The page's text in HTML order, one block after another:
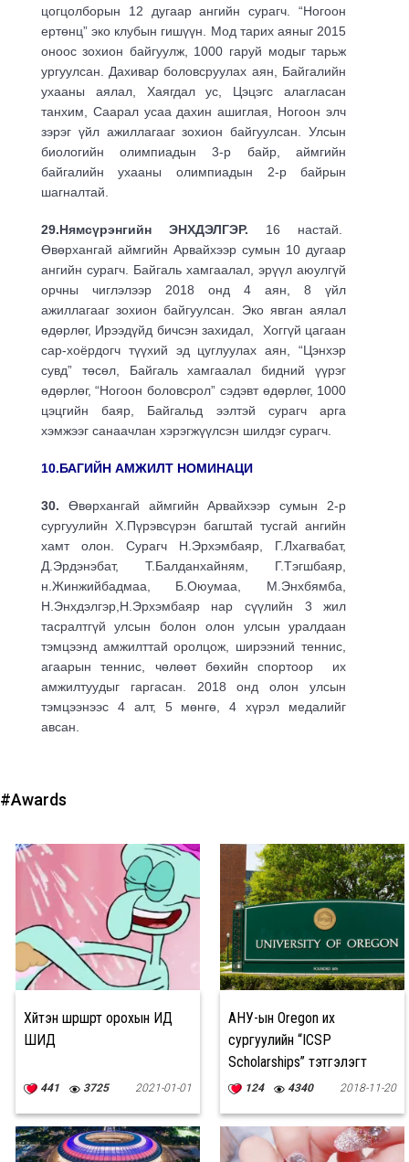
цогцолборын 12 дугаар ангийн сурагч. “Ногоон
ертөнц” эко клубын гишүүн. Мод тарих аяныг 2015
оноос зохион байгуулж, 1000 гаруй модыг тарьж
ургуулсан. Дахивар боловсруулах аян, Байгалийн
ухааны аялал, Хаягдал ус, Цэцэгс алагласан
танхим, Саарал усаа дахин ашиглая, Ногоон элч
зэрэг үйл ажиллагааг зохион байгуулсан. Улсын
биологийн олимпиадын 3-р байр, аймгийн
байгалийн ухааны олимпиадын 2-р байрын
шагналтай.
29.Нямсүрэнгийн ЭНХДЭЛГЭР. 16 настай.
Өвөрхангай аймгийн Арвайхээр сумын 10 дугаар
ангийн сурагч. Байгаль хамгаалал, эрүүл аюулгүй
орчны чиглэлээр 2018 онд 4 аян, 8 үйл
ажиллагааг зохион байгуулсан. Эко явган аялал
өдөрлөг, Ирээдүйд бичсэн захидал, Хоггүй цагаан
сар-хоёрдогч түүхий эд цуглуулах аян, “Цэнхэр
сувд” төсөл, Байгаль хамгаалал бидний үүрэг
өдөрлөг, “Ногоон боловсрол” сэдэвт өдөрлөг, 1000
цэцгийн баяр, Байгальд ээлтэй сурагч арга
хэмжээг санаачлан хэрэгжүүлсэн шилдэг сурагч.
10.БАГИЙН АМЖИЛТ НОМИНАЦИ
30. Өвөрхангай аймгийн Арвайхээр сумын 2-р
сургуулийн Х.Пүрэвсүрэн багштай тусгай ангийн
хамт олон. Сурагч Н.Эрхэмбаяр, Г.Лхагвабат,
Д.Эрдэнэбат, Т.Балданхайням, Г.Тэгшбаяр,
н.Жинжийбадмаа, Б.Оюумаа, М.Энхбямба,
Н.Энхдэлгэр,Н.Эрхэмбаяр нар сүүлийн 3 жил
тасралтгүй улсын болон олон улсын уралдаан
тэмцээнд амжилттай оролцож, ширээний теннис,
агаарын теннис, чөлөөт бөхийн спортоор их
амжилтуудыг гаргасан. 2018 онд олон улсын
тэмцээнээс 4 алт, 5 мөнгө, 4 хүрэл медалийг
авсан.
#Awards
Хүйтэн шүршүүрт орохын ИД
ШИД
441 3725 2021-01-01
АНУ-ын Oregon их
сургуулийн “ICSP
Scholarships” тэтгэлэгт
хөтөлбөр зарлагдлаа
124 4340 2018-11-20